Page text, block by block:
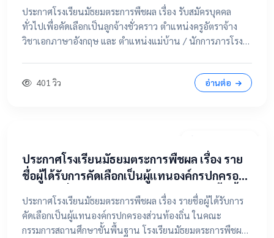
ตำแหน่งแม่บ้าน / นักการภารโรง
ประกาศโรงเรียนมัธยมตระการพืชผล เรื่อง รับสมัครบุคคล
ทั่วไปเพื่อคัดเลือกเป็นลูกจ้างชั่วคราว ตำแหน่งครูอัตราจ้าง
วิชาเอกภาษาอังกฤษ และ ตำแหน่งแม่บ้าน / นักการภารโรง
401 วิว อ่านต่อ
ประกาศโรงเรียนมัธยมตระการพืชผล เรื่อง ราย
ชื่อผู้ได้รับการคัดเลือกเป็นผู้แทนองค์กรปกครอง
ส่วนท้องถิ่น ในคณะกรรมการสถานศึกษาขั้นพื้น
ฐาน
ประกาศโรงเรียนมัธยมตระการพืชผล เรื่อง รายชื่อผู้ได้รับการ
คัดเลือกเป็นผู้แทนองค์กรปกครองส่วนท้องถิ่น ในคณะ
กรรมการสถานศึกษาขั้นพื้นฐาน โรงเรียนมัธยมตระการพืชผล